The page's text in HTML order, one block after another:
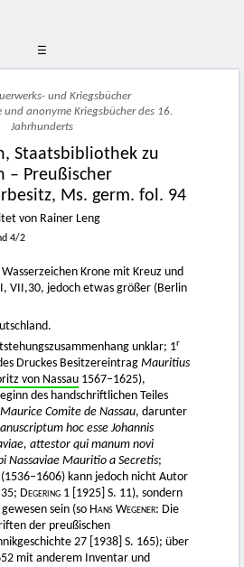
☰
und Kriegsbücher
und anonyme Kriegsbücher des 16.
Jahrhunderts
Staatsbibliothek zu
– Preußischer
Ms. germ. fol. 94
von Rainer Leng
4/2
Krone mit Kreuz und
I, VII,30, jedoch etwas größer (Berlin
unklar; 1r
Druckes Besitzereintrag Mauritius
von Nassau 1567–1625),
des handschriftlichen Teiles
Comite de Nassau, darunter
hoc esse Johannis
attestor qui manum novi
Nassaviae Mauritio a Secretis;
kann jedoch nicht Autor
Degering 1 [1925] S. 11), sondern
sein (so Hans Wegener: Die
der preußischen
27 [1938] S. 165); über
mit anderem Inventar und